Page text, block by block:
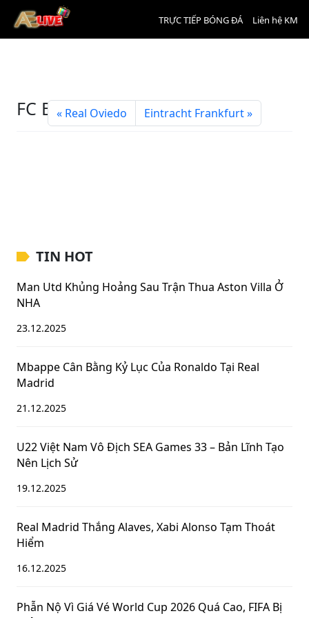
TRỰC TIẾP BÓNG ĐÁ Liên hệ KM
FC Bayern Munich
Real Oviedo Eintracht Frankfurt
TIN HOT
Man Utd Khủng Hoảng Sau Trận Thua Aston Villa Ở
NHA
23.12.2025
Mbappe Cân Bằng Kỷ Lục Của Ronaldo Tại Real
Madrid
21.12.2025
U22 Việt Nam Vô Địch SEA Games 33 – Bản Lĩnh Tạo
Nên Lịch Sử
19.12.2025
Real Madrid Thắng Alaves, Xabi Alonso Tạm Thoát
Hiểm
16.12.2025
Phẫn Nộ Vì Giá Vé World Cup 2026 Quá Cao, FIFA Bị